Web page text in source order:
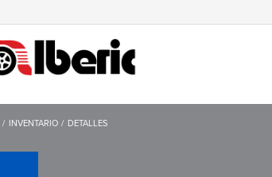
INVENTARIO DETALLES